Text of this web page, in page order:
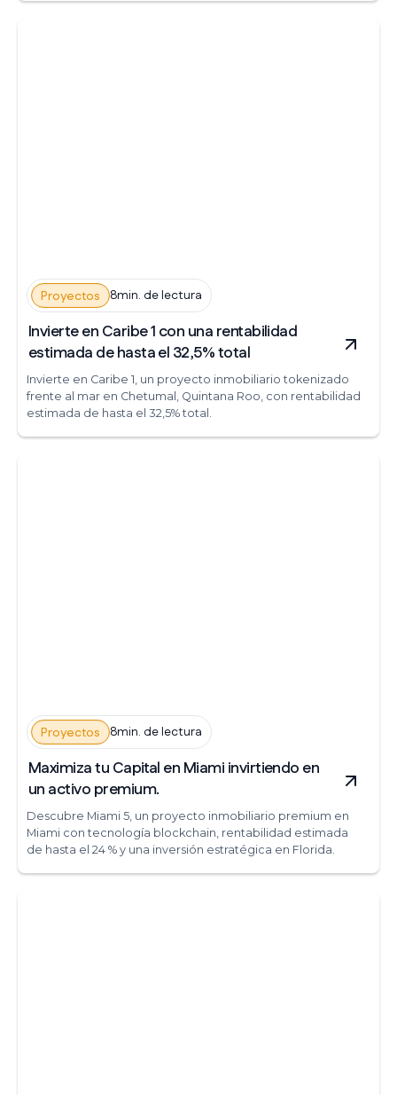
Proyectos 8min. de lectura
Invierte en Caribe 1 con una rentabilidad
estimada de hasta el 32,5% total
Invierte en Caribe 1, un proyecto inmobiliario tokenizado
frente al mar en Chetumal, Quintana Roo, con rentabilidad
estimada de hasta el 32,5% total.
Proyectos 8min. de lectura
Maximiza tu Capital en Miami invirtiendo en
un activo premium.
Descubre Miami 5, un proyecto inmobiliario premium en
Miami con tecnología blockchain, rentabilidad estimada
de hasta el 24 % y una inversión estratégica en Florida.